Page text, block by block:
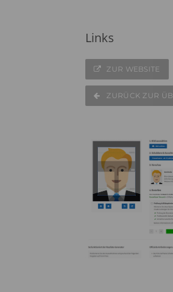
Links
ZUR WEBSITE
ZURÜCK ZUR